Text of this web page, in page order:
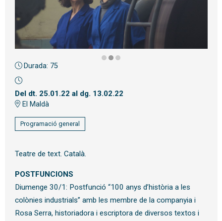
Diapositiva 2 de 3: El silenci dels telers | © Clàudia Portús
Durada: 75
Del dt. 25.01.22 al dg. 13.02.22
El Maldà
Programació general
Teatre de text. Català.
POSTFUNCIONS
Diumenge 30/1: Postfunció “100 anys d’història a les
colònies industrials” amb les membre de la companyia i
Rosa Serra, historiadora i escriptora de diversos textos i